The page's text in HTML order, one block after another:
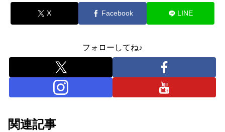
X Facebook LINE
フォローしてね♪
関連記事